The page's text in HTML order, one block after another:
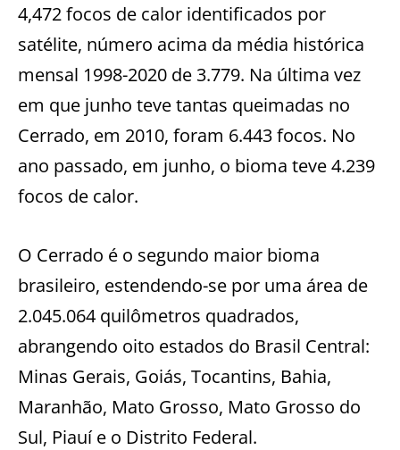
4,472 focos de calor identificados por
satélite, número acima da média histórica
mensal 1998-2020 de 3.779. Na última vez
em que junho teve tantas queimadas no
Cerrado, em 2010, foram 6.443 focos. No
ano passado, em junho, o bioma teve 4.239
focos de calor.
O Cerrado é o segundo maior bioma
brasileiro, estendendo-se por uma área de
2.045.064 quilômetros quadrados,
abrangendo oito estados do Brasil Central:
Minas Gerais, Goiás, Tocantins, Bahia,
Maranhão, Mato Grosso, Mato Grosso do
Sul, Piauí e o Distrito Federal.